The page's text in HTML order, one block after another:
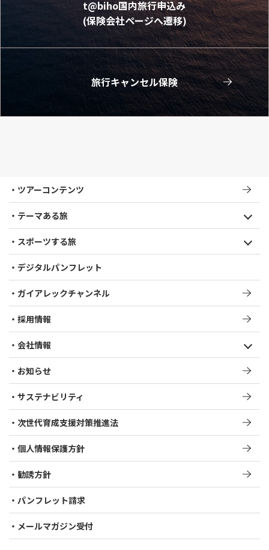
t@biho国内旅行申込み
(保険会社ページへ遷移)
旅行キャンセル保険
ツアーコンテンツ
テーマある旅
デジタルパンフレット
スポーツする旅
ガイアレックチャンネル
採用情報
会社情報
お知らせ
サステナビリティ
次世代育成支援対策推進法​
個人情報保護方針
勧誘方針
パンフレット請求
メールマガジン受付